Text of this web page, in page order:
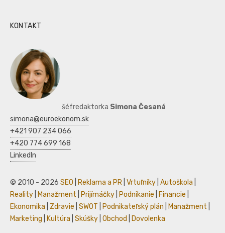
KONTAKT
šéfredaktorka Simona Česaná
simona@euroekonom.sk
+421 907 234 066
+420 774 699 168
LinkedIn
© 2010 - 2026 SEO Reklama a PR Vrtuľníky Autoškola
Reality
Manažment Prijímáčky Podnikanie Financie
Ekonomika
Zdravie SWOT Podnikateľský plán Manažment
Marketing
Kultúra Skúšky Obchod Dovolenka